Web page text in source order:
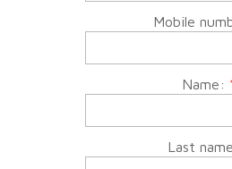
Mobile
Name:
Last